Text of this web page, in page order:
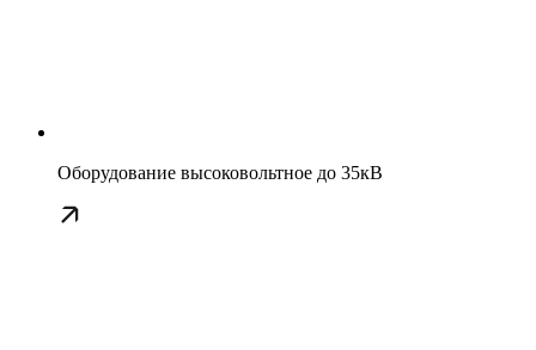
Оборудование высоковольтное до 35кВ